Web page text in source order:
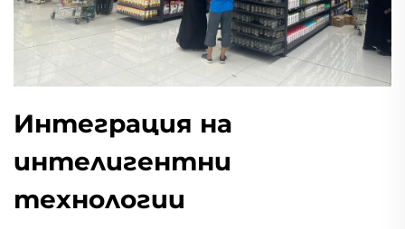
Интеграция на
интелигентни
технологии